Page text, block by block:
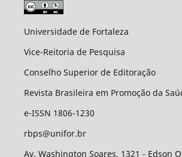
Universidade de Fortaleza
Vice-Reitoria de Pesquisa
Conselho Superior de Editoração
Revista Brasileira em Promoção da
e-ISSN 1806-1230
rbps@unifor.br
Av. Washington Soares, 1321 - Edson